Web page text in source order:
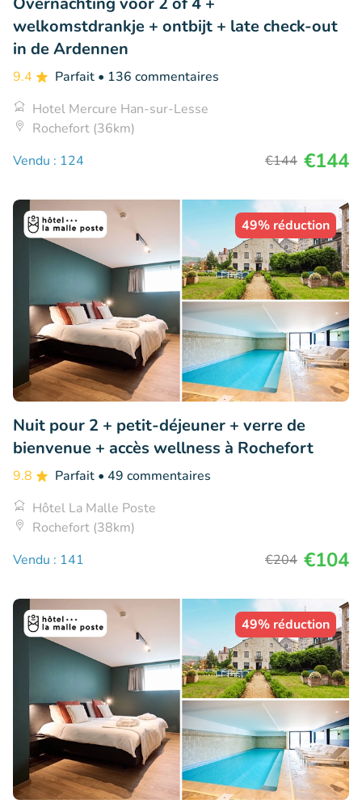
welkomstdrankje + ontbijt + late check-out
in de Ardennen
9.4 Parfait • 136 commentaires
Hotel Mercure Han-sur-Lesse
Rochefort (36km)
Vendu : 124
€144 €144
49% réduction
Nuit pour 2 + petit-déjeuner + verre de
bienvenue + accès wellness à Rochefort
9.8 Parfait • 49 commentaires
Hôtel La Malle Poste
Rochefort (38km)
Vendu : 141
€204 €104
49% réduction